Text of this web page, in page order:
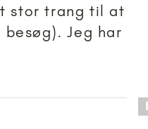
stor trang til at
Jeg har